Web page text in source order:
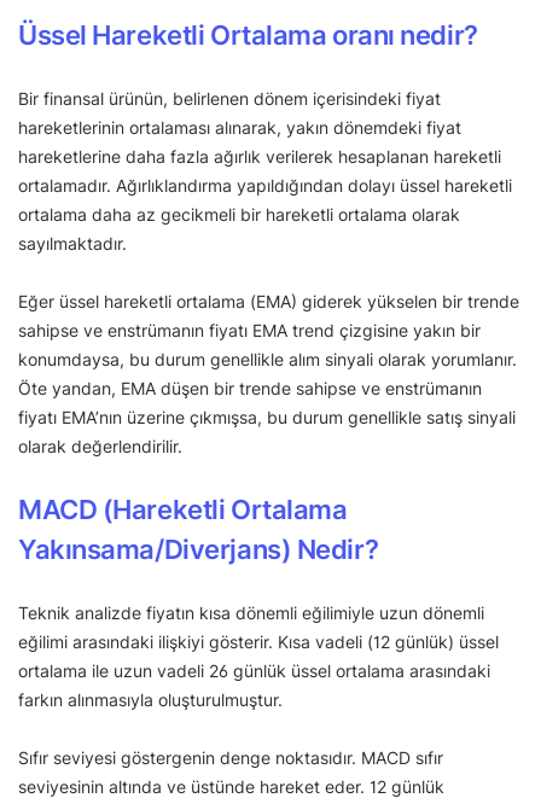
Üssel Hareketli Ortalama oranı nedir?
Bir finansal ürünün, belirlenen dönem içerisindeki fiyat
hareketlerinin ortalaması alınarak, yakın dönemdeki fiyat
hareketlerine daha fazla ağırlık verilerek hesaplanan hareketli
ortalamadır. Ağırlıklandırma yapıldığından dolayı üssel hareketli
ortalama daha az gecikmeli bir hareketli ortalama olarak
sayılmaktadır.
Eğer üssel hareketli ortalama (EMA) giderek yükselen bir trende
sahipse ve enstrümanın fiyatı EMA trend çizgisine yakın bir
konumdaysa, bu durum genellikle alım sinyali olarak yorumlanır.
Öte yandan, EMA düşen bir trende sahipse ve enstrümanın
fiyatı EMA’nın üzerine çıkmışsa, bu durum genellikle satış sinyali
olarak değerlendirilir.
MACD (Hareketli Ortalama
Yakınsama/Diverjans) Nedir?
Teknik analizde fiyatın kısa dönemli eğilimiyle uzun dönemli
eğilimi arasındaki ilişkiyi gösterir. Kısa vadeli (12 günlük) üssel
ortalama ile uzun vadeli 26 günlük üssel ortalama arasındaki
farkın alınmasıyla oluşturulmuştur.
Sıfır seviyesi göstergenin denge noktasıdır. MACD sıfır
seviyesinin altında ve üstünde hareket eder. 12 günlük